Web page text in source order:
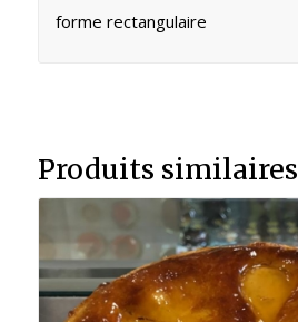
forme rectangulaire
Produits similaires